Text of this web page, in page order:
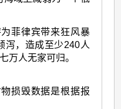
菲律宾带来狂风暴
泻，造成至少240人
万人无家可归。
损毁数据是根据报